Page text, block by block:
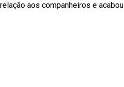
aos companheiros e acabou